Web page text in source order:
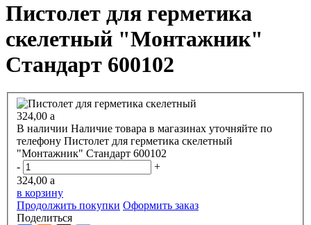
Пистолет для герметика
скелетный "Монтажник"
Стандарт 600102
324,00 a
В наличии Наличие товара в магазинах уточняйте по
телефону Пистолет для герметика скелетный
"Монтажник" Стандарт 600102
-
+
324,00 a
в корзину
Продолжить покупки Оформить заказ
Поделиться